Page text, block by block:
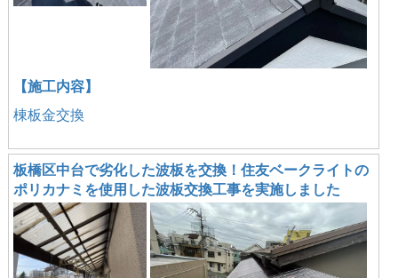
【施工内容】
棟板金交換
板橋区中台で劣化した波板を交換！住友ベークライトの
ポリカナミを使用した波板交換工事を実施しました